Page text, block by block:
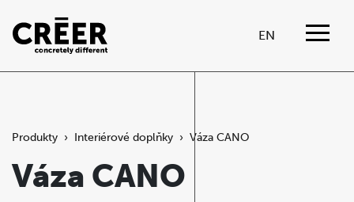
EN
Produkty › Interiérové doplňky › Váza CANO
Váza CANO